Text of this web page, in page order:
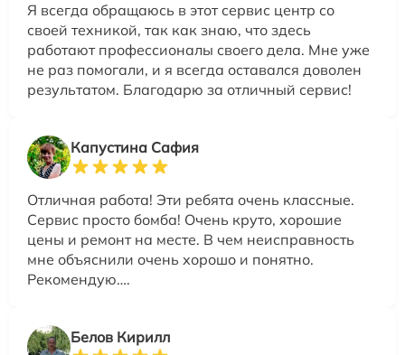
Я всегда обращаюсь в этот сервис центр со
своей техникой, так как знаю, что здесь
работают профессионалы своего дела. Мне уже
не раз помогали, и я всегда оставался доволен
результатом. Благодарю за отличный сервис!
Капустина Сафия
Отличная работа! Эти ребята очень классные.
Сервис просто бомба! Очень круто, хорошие
цены и ремонт на месте. В чем неисправность
мне объяснили очень хорошо и понятно.
Рекомендую….
Белов Кирилл